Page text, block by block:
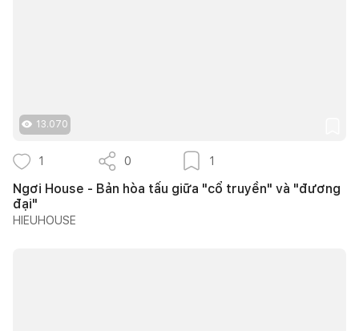
13.070
1 0 1
Ngơi House - Bản hòa tấu giữa "cổ truyền" và "đương
đại"
HIEUHOUSE